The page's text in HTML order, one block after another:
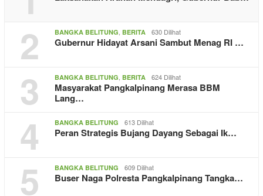
2 BANGKA BELITUNG BERITA 630 Dilihat
Gubernur Hidayat Arsani Sambut Menag RI …
3 BANGKA BELITUNG BERITA 624 Dilihat
Masyarakat Pangkalpinang Merasa BBM
Lang…
4 BANGKA BELITUNG 613 Dilihat
Peran Strategis Bujang Dayang Sebagai Ik…
5 BANGKA BELITUNG 609 Dilihat
Buser Naga Polresta Pangkalpinang Tangka…